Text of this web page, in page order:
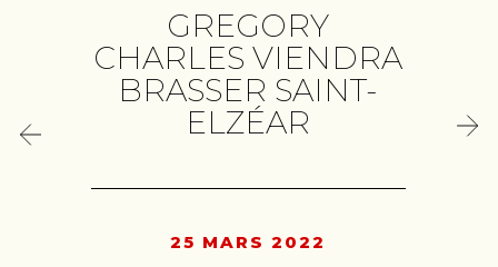
GREGORY
CHARLES VIENDRA
BRASSER SAINT-
ELZÉAR
25 MARS 2022